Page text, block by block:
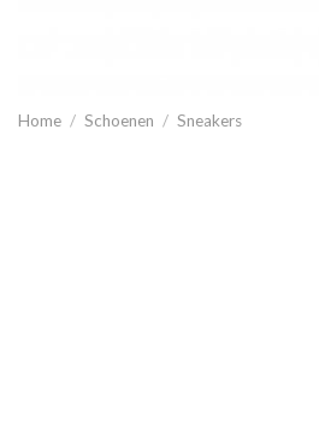
Home / Schoenen / Sneakers